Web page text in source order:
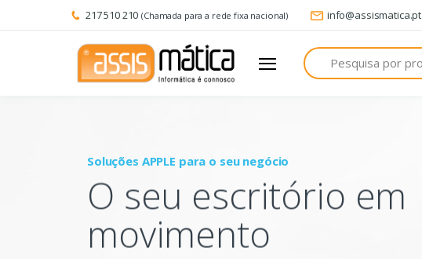
217 510 210 (Chamada para a rede fixa nacional) info@assismatica.pt
Pesquisa
Soluções APPLE para o seu negócio
O seu escritório em
movimento